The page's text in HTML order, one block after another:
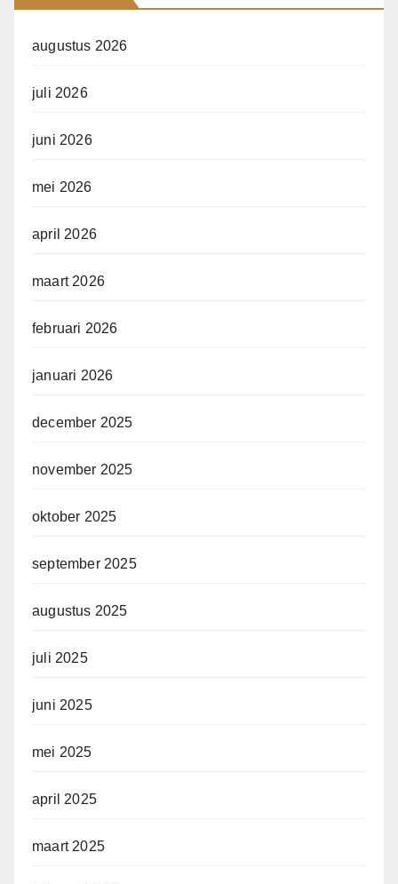
augustus 2026
juli 2026
juni 2026
mei 2026
april 2026
maart 2026
februari 2026
januari 2026
december 2025
november 2025
oktober 2025
september 2025
augustus 2025
juli 2025
juni 2025
mei 2025
april 2025
maart 2025